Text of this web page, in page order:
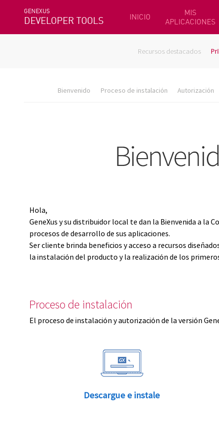
GENEXUS
DEVELOPER TOOLS INICIO
MIS
APLICACIONES
Recursos destacados
Bienvenido Proceso de instalación Autorización
Hola,
GeneXus y su distribuidor local te dan la Bienvenida a la
procesos de desarrollo de sus aplicaciones.
Ser cliente brinda beneficios y acceso a recursos
la instalación del producto y la realización de los
Proceso de instalación
El proceso de instalación y autorización de la versión
Descargue e instale